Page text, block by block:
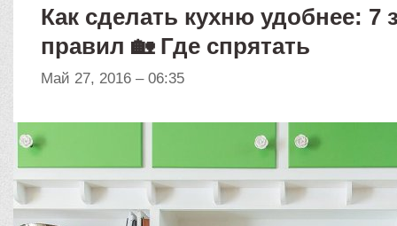
Как сделать кухню удобнее: 7
правил 🏡 Где спрятать
Май 27, 2016 – 06:35